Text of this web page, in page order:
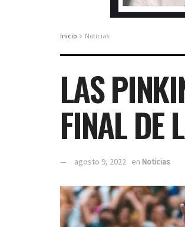
Inicio Noticias
LAS
FINAL DE
agosto 9, 2022 en Noticias